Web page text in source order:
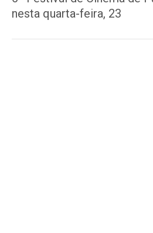
nesta quarta-feira, 23